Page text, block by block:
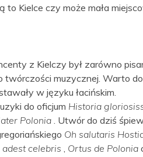
Kielce czy może mała
z Kielczy był zarówno
muzycznej. Warto
w języku łacińskim.
do oficjum Historia
Polonia . Utwór do dziś
Oh salutaris
adest celebris , Ortus de Polonia